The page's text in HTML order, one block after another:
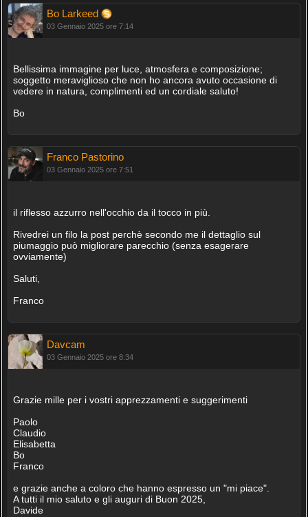
Bo Larkeed
03 Gennaio 2025 ore 7:14
Bellissima immagine per luce, atmosfera e composizione;
soggetto meraviglioso che non ho ancora avuto occasione di
vedere in natura, complimenti ed un cordiale saluto!
Bo
Franco Pastorino
03 Gennaio 2025 ore 7:51
il riflesso azzurro nell'occhio da il tocco in più.
Rivedrei un filo la post perchè secondo me il dettaglio sul
piumaggio può migliorare parecchio (senza esagerare
ovviamente)
Saluti,
Franco
Davcam
03 Gennaio 2025 ore 8:34
Grazie mille per i vostri apprezzamenti e suggerimenti
Paolo
Claudio
Elisabetta
Bo
Franco
e grazie anche a coloro che hanno espresso un "mi piace".
A tutti il mio saluto e gli auguri di Buon 2025,
Davide